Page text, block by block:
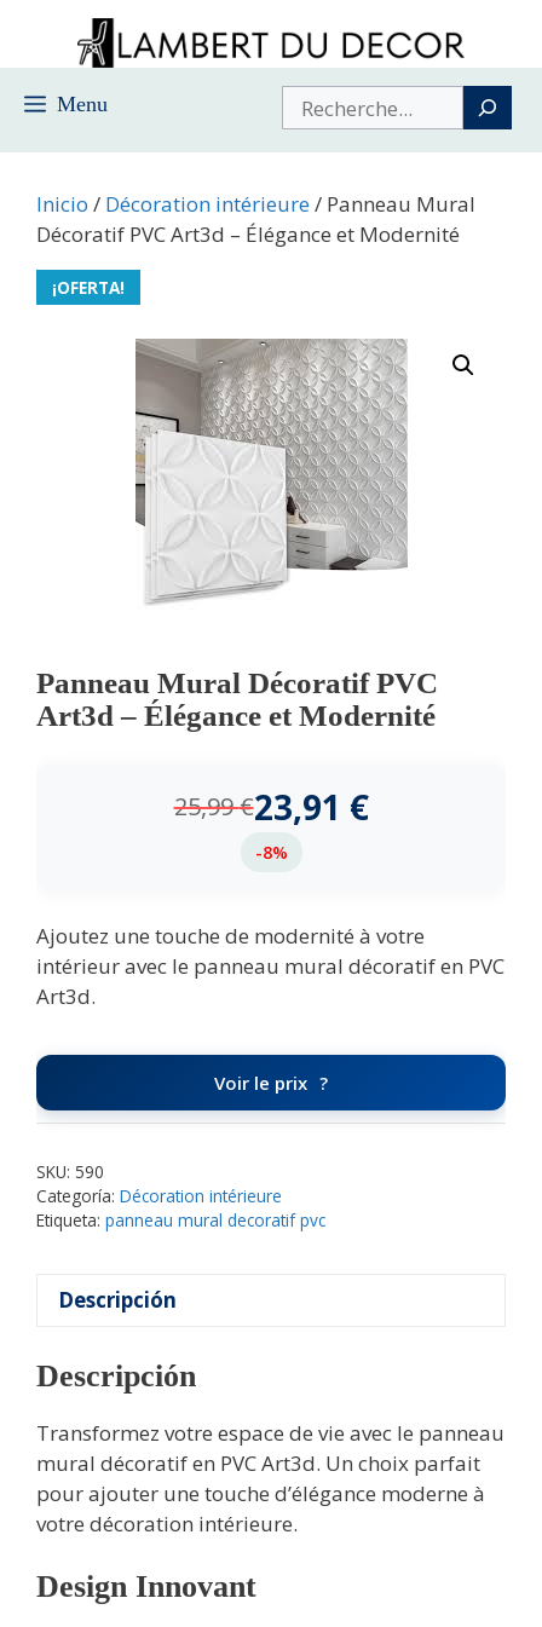
contenido
Menu Buscar
Inicio / Décoration intérieure/ Panneau Mural
Décoratif PVC Art3d – Élégance et Modernité
¡OFERTA!
Panneau Mural Décoratif PVC
Art3d – Élégance et Modernité
25,99€23,91 €
-8%
Ajoutez une touche de modernité à votre
intérieur avec le panneau mural décoratif en PVC
Art3d.
Voir le prix
SKU: 590
Categoría: Décoration intérieure
Etiqueta: panneau mural decoratif pvc
Descripción
Descripción
Transformez votre espace de vie avec le panneau
mural décoratif en PVC Art3d. Un choix parfait
pour ajouter une touche d’élégance moderne à
votre décoration intérieure.
Design Innovant